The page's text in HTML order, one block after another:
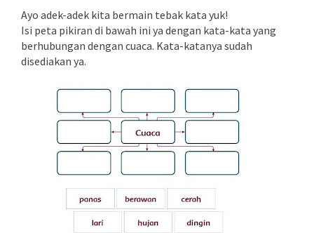
Ayo adek-adek kita bermain tebak kata yuk!
Isi peta pikiran di bawah ini ya dengan kata-kata yang
berhubungan dengan cuaca. Kata-katanya sudah
disediakan ya.